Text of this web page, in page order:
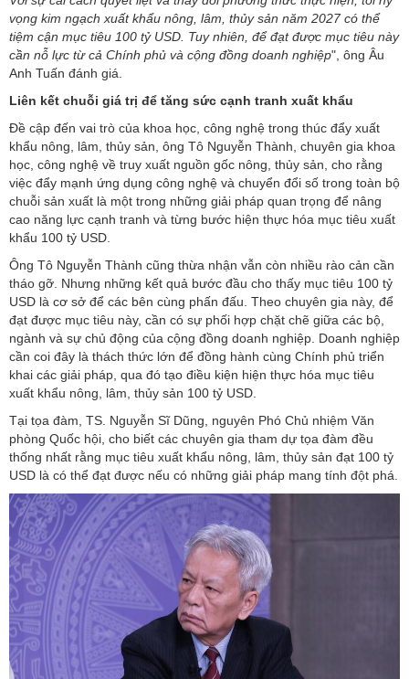
vọng kim ngạch xuất khẩu nông, lâm, thủy sản năm 2027 có thể
tiệm cận mục tiêu 100 tỷ USD. Tuy nhiên, để đạt được mục tiêu này
cần nỗ lực từ cả Chính phủ và cộng đồng doanh nghiệp", ông Âu
Anh Tuấn đánh giá.
Liên kết chuỗi giá trị để tăng sức cạnh tranh xuất khẩu
Đề cập đến vai trò của khoa học, công nghệ trong thúc đẩy xuất
khẩu nông, lâm, thủy sản, ông Tô Nguyễn Thành, chuyên gia khoa
học, công nghệ về truy xuất nguồn gốc nông, thủy sản, cho rằng
việc đẩy mạnh ứng dụng công nghệ và chuyển đổi số trong toàn bộ
chuỗi sản xuất là một trong những giải pháp quan trọng để nâng
cao năng lực cạnh tranh và từng bước hiện thực hóa mục tiêu xuất
khẩu 100 tỷ USD.
Ông Tô Nguyễn Thành cũng thừa nhận vẫn còn nhiều rào cản cần
tháo gỡ. Nhưng những kết quả bước đầu cho thấy mục tiêu 100 tỷ
USD là cơ sở để các bên cùng phấn đấu. Theo chuyên gia này, để
đạt được mục tiêu này, cần có sự phối hợp chặt chẽ giữa các bộ,
ngành và sự chủ động của cộng đồng doanh nghiệp. Doanh nghiệp
cần coi đây là thách thức lớn để đồng hành cùng Chính phủ triển
khai các giải pháp, qua đó tạo điều kiện hiện thực hóa mục tiêu
xuất khẩu nông, lâm, thủy sản 100 tỷ USD.
Tại tọa đàm, TS. Nguyễn Sĩ Dũng, nguyên Phó Chủ nhiệm Văn
phòng Quốc hội, cho biết các chuyên gia tham dự tọa đàm đều
thống nhất rằng mục tiêu xuất khẩu nông, lâm, thủy sản đạt 100 tỷ
USD là có thể đạt được nếu có những giải pháp mang tính đột phá.